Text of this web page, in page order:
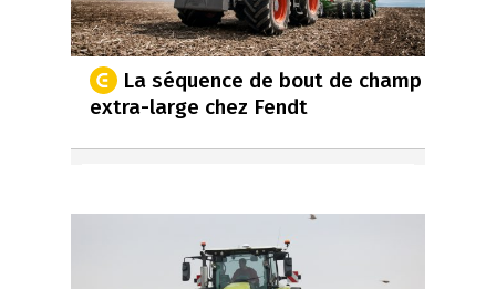
La séquence de bout de champ
extra-large chez Fendt